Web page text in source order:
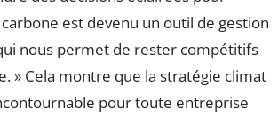
carbone est devenu un outil de gestion
nous permet de rester compétitifs
» Cela montre que la stratégie climat
pour toute entreprise